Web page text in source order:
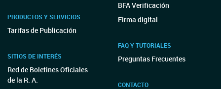
PRODUCTOS Y SERVICIOS
Tarifas de Publicación
SITIOS DE INTERÉS
Red de Boletines Oficiales
de la R. A.
BFA Verificación
Firma digital
FAQ Y TUTORIALES
Preguntas Frecuentes
CONTACTO